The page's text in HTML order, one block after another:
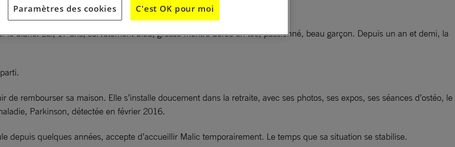
une chambre. Bernadette et Malic en ont discuté toute la soirée.
le blanc. Lui, 17 ans, survêtement bleu, grosse montre dorée en toc, passionné, beau garçon. Depuis un an et demi, la
rembourser sa maison. Elle s’installe doucement dans la retraite, avec ses photos, ses expos, ses séances d’ostéo, le
Parkinson, détectée en février 2016.
depuis quelques années, accepte d’accueillir Malic temporairement. Le temps que sa situation se stabilise.
Paramètres des cookies C'est OK pour moi